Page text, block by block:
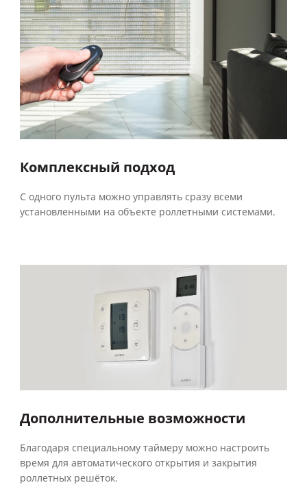
Комплексный подход
С одного пульта можно управлять сразу всеми
установленными на объекте роллетными системами.
Дополнительные возможности
Благодаря специальному таймеру можно настроить
время для автоматического открытия и закрытия
роллетных решёток.